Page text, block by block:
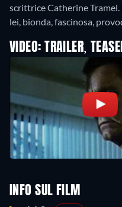
scrittrice Catherine
lei, bionda, fascinosa,
VIDEO: TRAILER,
INFO SUL FILM